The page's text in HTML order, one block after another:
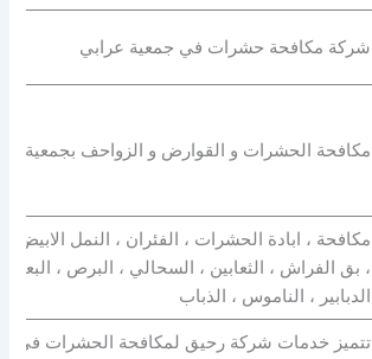
شركة مكافحة حشرات في جمعية عرابي
مكافحة الحشرات و القوارض و الزواحف بجمعية
مكافحة ، ابادة الحشرات ، الفئران ، النمل الابيض ،
، بق الفراش ، الثعابين ، السحالي ، البرص ،
الدبابير ، الناموس ، الذباب
تتميز خدمات شركة رحيق لمكافحة الحشرات في